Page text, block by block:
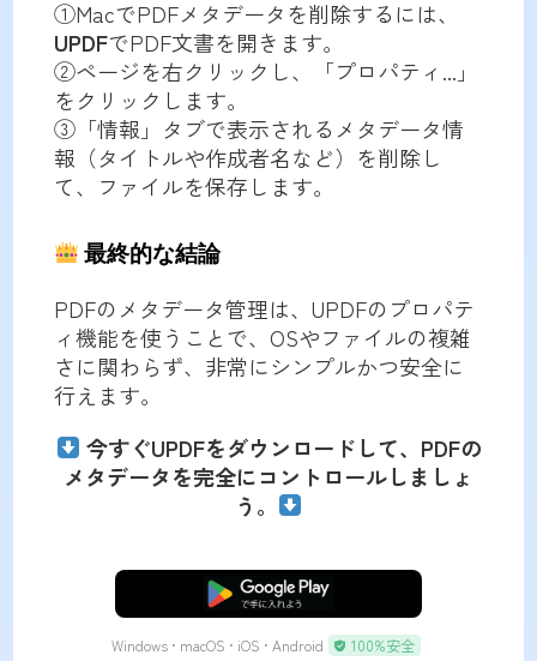
①MacでPDFメタデータを削除するには、
UPDFでPDF文書を開きます。
②ページを右クリックし、「プロパティ...」
をクリックします。
③「情報」タブで表示されるメタデータ情
報（タイトルや作成者名など）を削除し
て、ファイルを保存します。
最終的な結論
PDFのメタデータ管理は、UPDFのプロパテ
ィ機能を使うことで、OSやファイルの複雑
さに関わらず、非常にシンプルかつ安全に
行えます。
今すぐUPDFをダウンロードして、PDFの
メタデータを完全にコントロールしましょ
う。
無料ダウンロード
Windows • macOS • iOS • Android 100%安全